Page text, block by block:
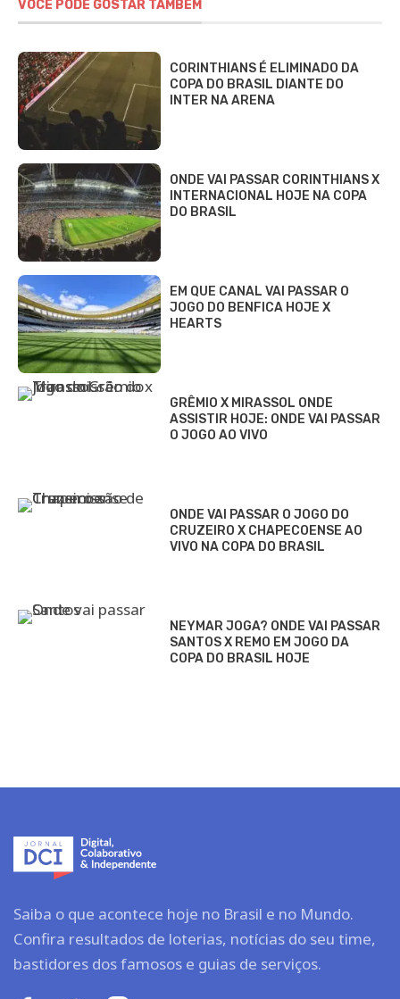
VOCÊ PODE GOSTAR TAMBÉM
CORINTHIANS É ELIMINADO DA
COPA DO BRASIL DIANTE DO
INTER NA ARENA
ONDE VAI PASSAR CORINTHIANS X
INTERNACIONAL HOJE NA COPA
DO BRASIL
EM QUE CANAL VAI PASSAR O
JOGO DO BENFICA HOJE X
HEARTS
GRÊMIO X MIRASSOL ONDE
ASSISTIR HOJE: ONDE VAI PASSAR
O JOGO AO VIVO
ONDE VAI PASSAR O JOGO DO
CRUZEIRO X CHAPECOENSE AO
VIVO NA COPA DO BRASIL
NEYMAR JOGA? ONDE VAI PASSAR
SANTOS X REMO EM JOGO DA
COPA DO BRASIL HOJE
Saiba o que acontece hoje no Brasil e no Mundo.
Confira resultados de loterias, notícias do seu time,
bastidores dos famosos e guias de serviços.